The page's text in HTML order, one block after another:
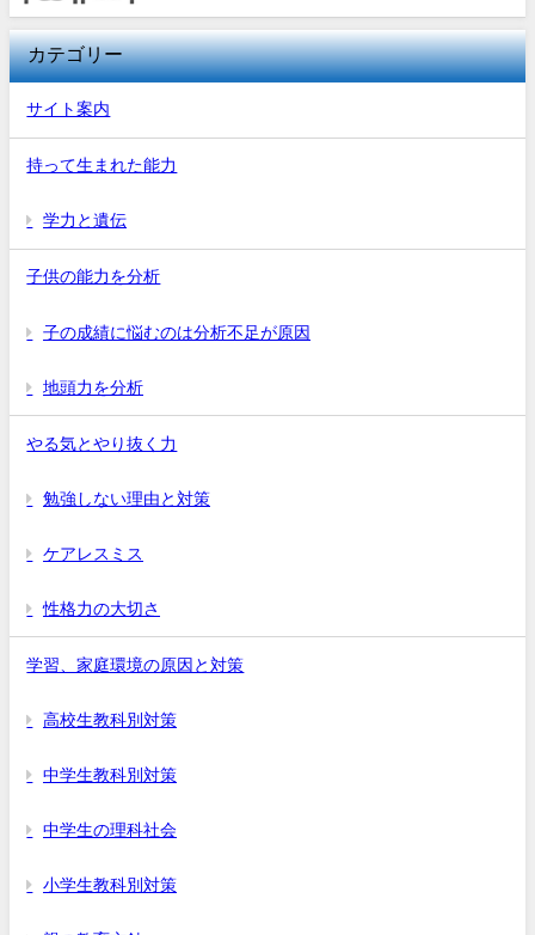
カテゴリー
サイト案内
持って生まれた能力
学力と遺伝
子供の能力を分析
子の成績に悩むのは分析不足が原因
地頭力を分析
やる気とやり抜く力
勉強しない理由と対策
ケアレスミス
性格力の大切さ
学習、家庭環境の原因と対策
高校生教科別対策
中学生教科別対策
中学生の理科社会
小学生教科別対策